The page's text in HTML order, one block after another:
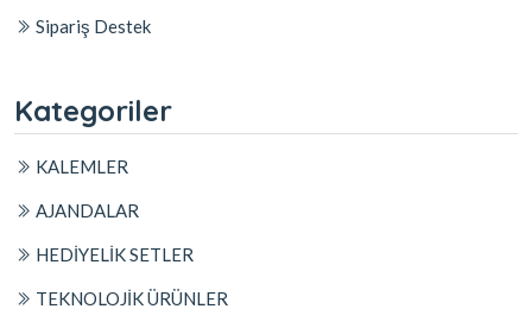
Sipariş Destek
Kategoriler
KALEMLER
AJANDALAR
HEDİYELİK SETLER
TEKNOLOJİK ÜRÜNLER